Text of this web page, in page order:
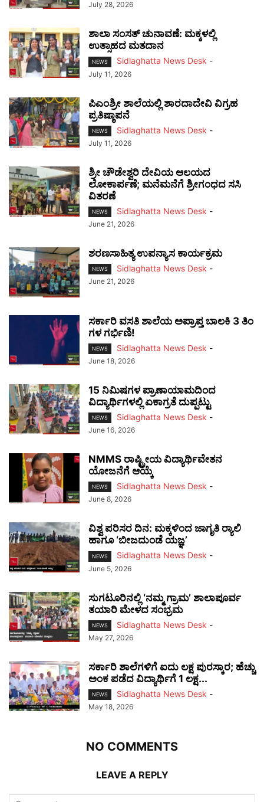
July 28, 2026
ಶಾಲಾ ಸಂಸತ್ ಚುನಾವಣೆ: ಮಕ್ಕಳಲ್ಲಿ
ಉತ್ಸಾಹದ ಮತದಾನ
NEWS Sidlaghatta News Desk -
July 11, 2026
ಪಿಎಂಶ್ರೀ ಶಾಲೆಯಲ್ಲಿ ಶಾರದಾದೇವಿ ವಿಗ್ರಹ
ಪ್ರತಿಷ್ಠಾಪನೆ
NEWS Sidlaghatta News Desk -
July 11, 2026
ಶ್ರೀ ಚೌಡೇಶ್ವರಿ ದೇವಿಯ ಆಲಯದ
ಲೋಕಾರ್ಪಣೆ; ಮನೆಮನೆಗೆ ಶ್ರೀಗಂಧದ ಸಸಿ
ವಿತರಣೆ
NEWS Sidlaghatta News Desk -
June 21, 2026
ಶರಣಸಾಹಿತ್ಯ ಉಪನ್ಯಾಸ ಕಾರ್ಯಕ್ರಮ
NEWS Sidlaghatta News Desk -
June 21, 2026
ಸರ್ಕಾರಿ ವಸತಿ ಶಾಲೆಯ ಅಪ್ರಾಪ್ತ ಬಾಲಕಿ 3 ತಿಂ
ಗಳ ಗರ್ಭಿಣಿ!
NEWS Sidlaghatta News Desk -
June 18, 2026
15 ನಿಮಿಷಗಳ ಪ್ರಾಣಾಯಾಮದಿಂದ
ವಿದ್ಯಾರ್ಥಿಗಳಲ್ಲಿ ಏಕಾಗ್ರತೆ ದುಪ್ಪಟ್ಟು
NEWS Sidlaghatta News Desk -
June 16, 2026
NMMS ರಾಷ್ಟ್ರೀಯ ವಿದ್ಯಾರ್ಥಿವೇತನ
ಯೋಜನೆಗೆ ಆಯ್ಕೆ
NEWS Sidlaghatta News Desk -
June 8, 2026
ವಿಶ್ವ ಪರಿಸರ ದಿನ: ಮಕ್ಕಳಿಂದ ಜಾಗೃತಿ ರ‍್ಯಾಲಿ
ಹಾಗೂ ‘ಬೀಜದುಂಡೆ ಯಜ್ಞ’
NEWS Sidlaghatta News Desk -
June 5, 2026
ಸುಗಟೂರಿನಲ್ಲಿ ‘ನಮ್ಮ ಗ್ರಾಮ’ ಶಾಲಾಪೂರ್ವ
ತಯಾರಿ ಮೇಳದ ಸಂಭ್ರಮ
NEWS Sidlaghatta News Desk -
May 27, 2026
ಸರ್ಕಾರಿ ಶಾಲೆಗಳಿಗೆ ಐದು ಲಕ್ಷ ಪುರಸ್ಕಾರ; ಹೆಚ್ಚು
ಅಂಕ ಪಡೆದ ವಿದ್ಯಾರ್ಥಿಗೆ 1 ಲಕ್ಷ...
NEWS Sidlaghatta News Desk -
May 18, 2026
NO COMMENTS
LEAVE A REPLY